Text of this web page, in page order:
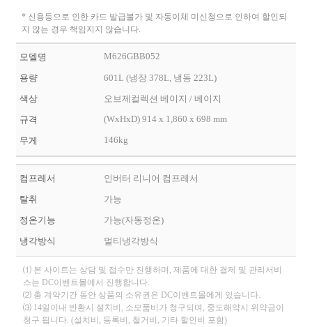
* 신용등으로 인한 카드 발급불가 및 자동이체 미신청으로 인하여 할인되
지 않는 경우 책임지지 않습니다.
모델명 M626GBB052
용량
601L (냉장 378L, 냉동 223L)
색상
오브제컬렉션 베이지 / 베이지
규격
(WxHxD) 914 x 1,860 x 698 mm
무게 146kg
컴프레서
인버터 리니어 컴프레서
탈취
가능
정온기능
가능(자동정온)
냉각방식
멀티냉각방식
⑴ 본 사이트는 상담 및 접수만 진행하며, 제품에 대한 결제 및 관리서비
스는 DC이벤트몰에서 진행합니다.
⑵ 총 계약기간 동안 상품의 소유권은 DC이벤트몰에게 있습니다.
⑶ 14일이내 반환시 설치비, 소모품비가 청구되며, 중도해약시 위약금이
청구 됩니다. (설치비, 등록비, 철거비, 기타 할인비 포함)